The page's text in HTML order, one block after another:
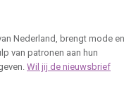
Nederland, brengt mode en
van patronen aan hun
Wil jij de nieuwsbrief